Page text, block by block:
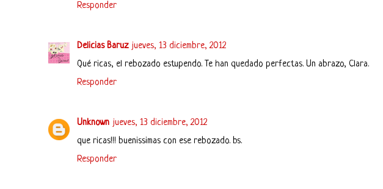
Responder
Delicias Baruz jueves, 13 diciembre, 2012
Qué ricas, el rebozado estupendo. Te han quedado perfectas. Un abrazo, Clara.
Responder
Unknown jueves, 13 diciembre, 2012
que ricas!!! buenissimas con ese rebozado. bs.
Responder